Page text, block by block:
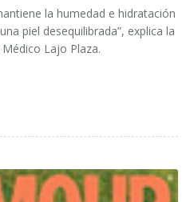
la humedad e hidratación
piel desequilibrada”, explica la
Lajo Plaza.